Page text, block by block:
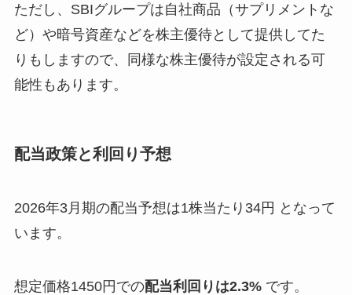
ただし、SBIグループは自社商品（サプリメントな
ど）や暗号資産などを株主優待として提供してた
りもしますので、同様な株主優待が設定される可
能性もあります。
配当政策と利回り予想
2026年3月期の配当予想は1株当たり34円 となって
います。
想定価格1450円での配当利回りは2.3%です。